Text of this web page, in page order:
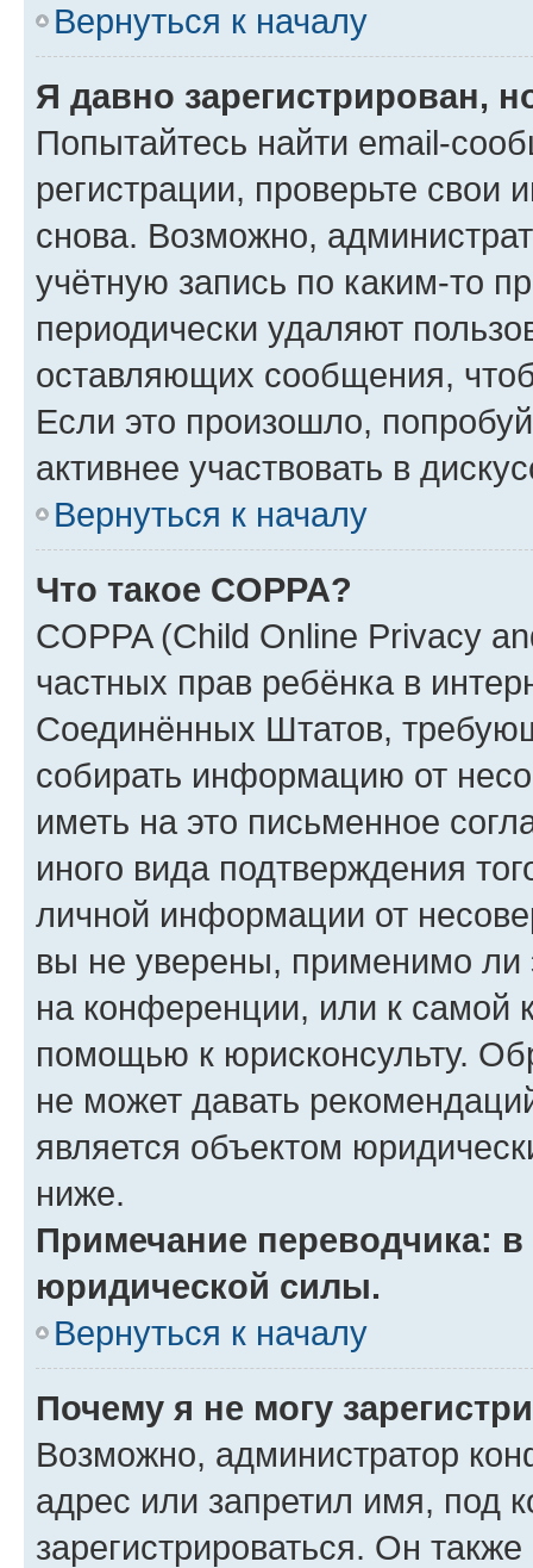
Вернуться к началу
Я давно зарегистрирован,
Попытайтесь найти email-
регистрации, проверьте свои
снова. Возможно,
учётную запись по каким-то
периодически удаляют
оставляющих сообщения,
Если это произошло,
активнее участвовать в
Вернуться к началу
Что такое COPPA?
COPPA (Child Online Privacy
частных прав ребёнка в
Соединённых Штатов,
собирать информацию от
иметь на это письменное
иного вида подтверждения
личной информации от
вы не уверены, применимо ли
на конференции, или к самой
помощью к юрисконсульту.
не может давать
является объектом
ниже.
Примечание переводчика:
юридической силы.
Вернуться к началу
Почему я не могу
Возможно, администратор
адрес или запретил имя, под
зарегистрироваться. Он